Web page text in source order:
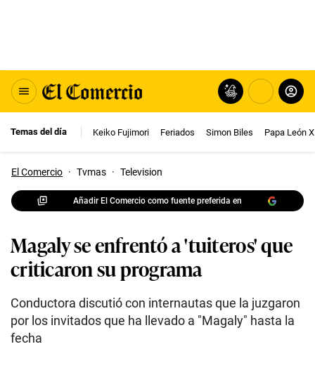
Temas del día Keiko Fujimori Feriados Simon Biles Papa León
El Comercio · Tvmas · Television
Añadir El Comercio como fuente preferida en
Magaly se enfrentó a 'tuiteros' que
criticaron su programa
Conductora discutió con internautas que la juzgaron
por los invitados que ha llevado a "Magaly" hasta la
fecha